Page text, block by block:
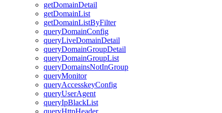
getDomainDetail
getDomainList
getDomainListByFilter
queryDomainConfig
queryLiveDomainDetail
queryDomainGroupDetail
queryDomainGroupList
queryDomainsNotInGroup
queryMonitor
queryAccesskeyConfig
queryUserAgent
queryIpBlackList